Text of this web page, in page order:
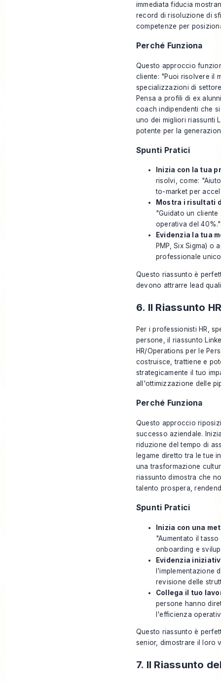
immediata fiducia
record di risoluzione di
competenze per
Perché Funziona
Questo approccio
cliente: "Puoi risolvere il
specializzazioni di
Pensa a profili di ex
coach indipendenti che
uno dei migliori riassunti
potente per la
Spunti Pratici
Inizia con la tua
risolvi, come:
to-market per
Mostra i risultati
"Guidato un
operativa del 40%."
Evidenzia la tua
PMP, Six Sigma)
professionale
Questo riassunto è
devono attrarre lead
6. Il Riassunto
Per i professionisti HR,
persone, il riassunto
HR/Operations per le
costruisce, trattiene e
strategicamente il tuo
all'ottimizzazione delle
Perché Funziona
Questo approccio
successo aziendale.
riduzione del tempo di
legame diretto tra le tue
una trasformazione
riassunto dimostra che
talento prospera,
Spunti Pratici
Inizia con una
"Aumentato il
onboarding e
Evidenzia
l'implementazione
revisione delle
Collega il tuo
persone hanno
l'efficienza
Questo riassunto è
senior, dimostrare il loro
7. Il Riassunto